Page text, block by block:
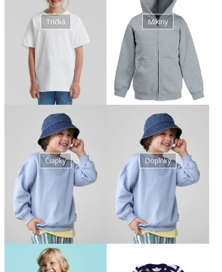
Tričká Mikiny
Čiapky Doplnky